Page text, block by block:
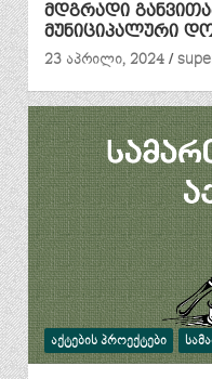
მდგრადი
მუნიციპალური
23 აპრილი, 2024
ᲐᲥᲢᲔᲑᲘᲡ ᲞᲠᲝᲔᲥᲢᲔᲑᲘ